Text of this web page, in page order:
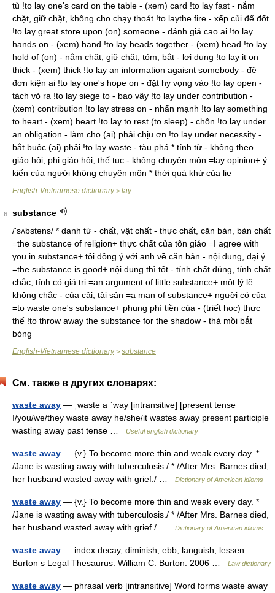
tù !to lay one's card on the table - (xem) card !to lay fast - nắm
chặt, giữ chặt, không cho chạy thoát !to laythe fire - xếp củi để đốt
!to lay great store upon (on) someone - đánh giá cao ai !to lay
hands on - (xem) hand !to lay heads together - (xem) head !to lay
hold of (on) - nắm chặt, giữ chặt, tóm, bắt - lợi dụng !to lay it on
thick - (xem) thick !to lay an information agaisnt somebody - đệ
đơn kiện ai !to lay one's hope on - đặt hy vọng vào !to lay open -
tách vỏ ra !to lay siege to - bao vây !to lay under contribution -
(xem) contribution !to lay stress on - nhấn mạnh !to lay something
to heart - (xem) heart !to lay to rest (to sleep) - chôn !to lay under
an obligation - làm cho (ai) phải chịu ơn !to lay under necessity -
bắt buộc (ai) phải !to lay waste - tàu phá * tính từ - không theo
giáo hội, phi giáo hội, thế tục - không chuyên môn =lay opinion+ ý
kiến của người không chuyên môn * thời quá khứ của lie
English-Vietnamese dictionary> lay
6
substance
/'sʌbstəns/ * danh từ - chất, vật chất - thực chất, căn bản, bản chất
=the substance of religion+ thực chất của tôn giáo =I agree with
you in substance+ tôi đồng ý với anh về căn bản - nội dung, đại ý
=the substance is good+ nội dung thì tốt - tính chất đúng, tính chất
chắc, tính có giá trị =an argument of little substance+ một lý lẽ
không chắc - của cải; tài sản =a man of substance+ người có của
=to waste one's substance+ phung phí tiền của - (triết học) thực
thể !to throw away the substance for the shadow - thả mồi bắt
bóng
English-Vietnamese dictionary> substance
См. также в других словарях:
waste away — ˌwaste a ˈway [intransitive] [present tense
I/you/we/they waste away he/she/it wastes away present participle
wasting away past tense …
Useful english dictionary
waste away — {v.} To become more thin and weak every day. *
/Jane is wasting away with tuberculosis./ * /After Mrs. Barnes died,
her husband wasted away with grief./ …
Dictionary of American idioms
waste away — {v.} To become more thin and weak every day. *
/Jane is wasting away with tuberculosis./ * /After Mrs. Barnes died,
her husband wasted away with grief./ …
Dictionary of American idioms
waste away — index decay, diminish, ebb, languish, lessen
Burton s Legal Thesaurus. William C. Burton. 2006 …
Law dictionary
waste away — phrasal verb [intransitive] Word forms waste away